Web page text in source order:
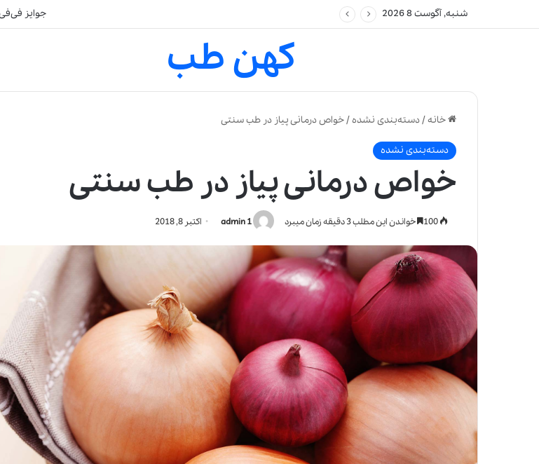
شنبه, آگوست 8 2026
کهن طب
خانه/دسته‌بندی نشده/خواص درمانی پیاز در طب سنتی
دسته‌بندی نشده
خواص درمانی پیاز در طب سنتی
admin 1 اکتبر 8, 2018 خواندن این مطلب 3 دقیقه زمان میبرد